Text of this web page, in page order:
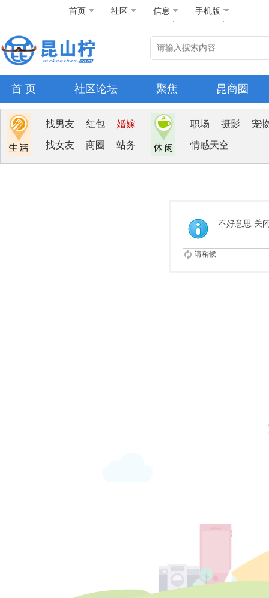
首页 社区 信息 手机版
首 页 社区论坛 聚焦 昆商圈
找男友 红包 婚嫁
找女友 商圈 站务
职场 摄影 宠
情感天空
不好意思 关
请稍候...